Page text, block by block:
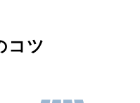
コツ